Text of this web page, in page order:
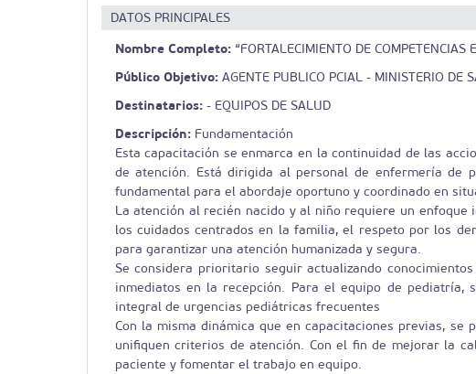
DATOS PRINCIPALES
Nombre Completo:“FORTALECIMIENTO DE COMPETENCIAS
Público Objetivo:AGENTE PUBLICO PCIAL - MINISTERIO DE
Destinatarios:- EQUIPOS DE SALUD
Descripción:Fundamentación
Esta capacitación se enmarca en la continuidad de las
de atención. Está dirigida al personal de enfermería de
fundamental para el abordaje oportuno y coordinado en
La atención al recién nacido y al niño requiere un
los cuidados centrados en la familia, el respeto por los
para garantizar una atención humanizada y segura.
Se considera prioritario seguir actualizando
inmediatos en la recepción. Para el equipo de pediatría,
integral de urgencias pediátricas frecuentes
Con la misma dinámica que en capacitaciones previas,
unifiquen criterios de atención. Con el fin de mejorar la
paciente y fomentar el trabajo en equipo.